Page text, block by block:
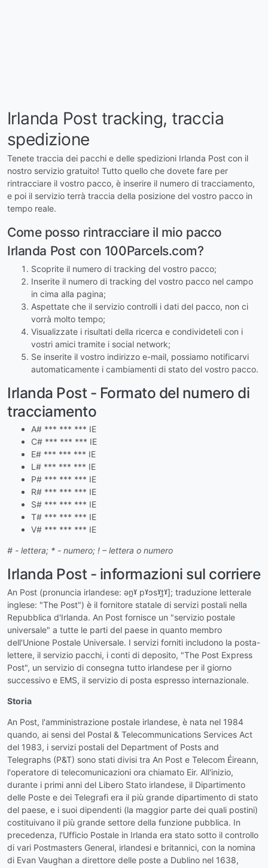
Irlanda Post tracking, traccia
spedizione
Tenete traccia dei pacchi e delle spedizioni Irlanda Post con il
nostro servizio gratuito! Tutto quello che dovete fare per
rintracciare il vostro pacco, è inserire il numero di tracciamento,
e poi il servizio terrà traccia della posizione del vostro pacco in
tempo reale.
Come posso rintracciare il mio pacco
Irlanda Post con 100Parcels.com?
Scoprite il numero di tracking del vostro pacco;
Inserite il numero di tracking del vostro pacco nel campo
in cima alla pagina;
Aspettate che il servizio controlli i dati del pacco, non ci
vorrà molto tempo;
Visualizzate i risultati della ricerca e condivideteli con i
vostri amici tramite i social network;
Se inserite il vostro indirizzo e-mail, possiamo notificarvi
automaticamente i cambiamenti di stato del vostro pacco.
Irlanda Post - Formato del numero di
tracciamento
A# *** *** *** IE
C# *** *** *** IE
E# *** *** *** IE
L# *** *** *** IE
P# *** *** *** IE
R# *** *** *** IE
S# *** *** *** IE
T# *** *** *** IE
V# *** *** *** IE
# - lettera; * - numero; ! – lettera o numero
Irlanda Post - informazioni sul corriere
An Post (pronuncia irlandese: ən̪ˠ pˠɔsˠt̪ˠ]; traduzione letterale
inglese: "The Post") è il fornitore statale di servizi postali nella
Repubblica d'Irlanda. An Post fornisce un "servizio postale
universale" a tutte le parti del paese in quanto membro
dell'Unione Postale Universale. I servizi forniti includono la posta-
lettere, il servizio pacchi, i conti di deposito, "The Post Express
Post", un servizio di consegna tutto irlandese per il giorno
successivo e EMS, il servizio di posta espresso internazionale.
Storia
An Post, l'amministrazione postale irlandese, è nata nel 1984
quando, ai sensi del Postal & Telecommunications Services Act
del 1983, i servizi postali del Department of Posts and
Telegraphs (P&T) sono stati divisi tra An Post e Telecom Éireann,
l'operatore di telecomunicazioni ora chiamato Eir. All'inizio,
durante i primi anni del Libero Stato irlandese, il Dipartimento
delle Poste e dei Telegrafi era il più grande dipartimento di stato
del paese, e i suoi dipendenti (la maggior parte dei quali postini)
costituivano il più grande settore della funzione pubblica. In
precedenza, l'Ufficio Postale in Irlanda era stato sotto il controllo
di vari Postmasters General, irlandesi e britannici, con la nomina
di Evan Vaughan a direttore delle poste a Dublino nel 1638,